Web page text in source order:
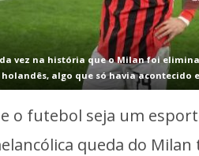
vez na história que o Milan foi
holandês, algo que só havia acontecido
o futebol seja um
queda do